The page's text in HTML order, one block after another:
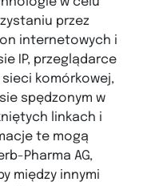
przez
internetowych i
IP, przeglądarce
komórkowej,
spędzonym w
linkach i
te mogą
Pharma AG,
między innymi